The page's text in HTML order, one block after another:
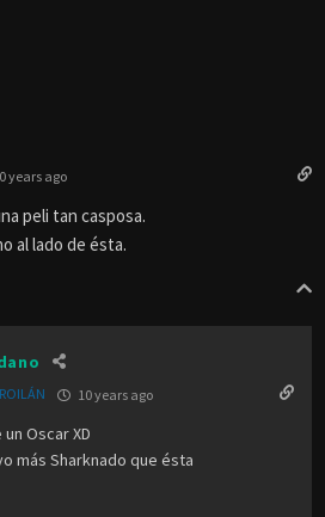
years ago
peli tan casposa.
al lado de ésta.
10 years ago
Oscar XD
más Sharknado que ésta